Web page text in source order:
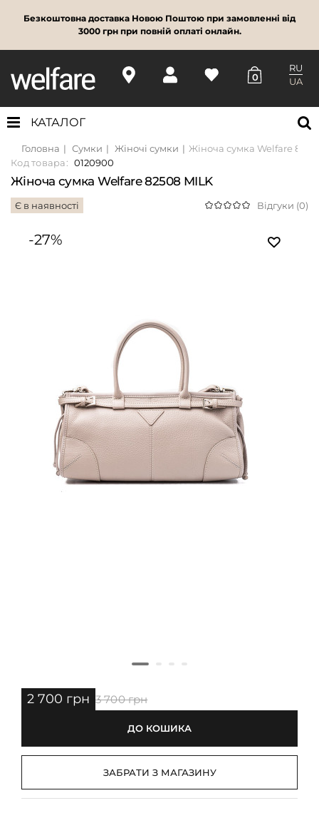
Безкоштовна доставка Новою Поштою при замовленні від
3000 грн при повній оплаті онлайн.
0
RU
UA
КАТАЛОГ
Головна Сумки Жіночі сумки
Жіноча сумка Welfare
Код товара: 0120900
Жіноча сумка Welfare 82508 MILK
Є в наявності Відгуки (0)
-27%
2 700 грн 3 700 грн
ДО КОШИКА
ЗАБРАТИ З МАГАЗИНУ